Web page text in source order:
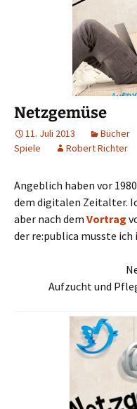
Netzgemüse
11. Juli 2013 Bücher
Spiele
Robert Richter
Angeblich haben vor
dem digitalen Zeitalter.
aber nach dem Vortrag
der re:publica musste ich
Aufzucht und